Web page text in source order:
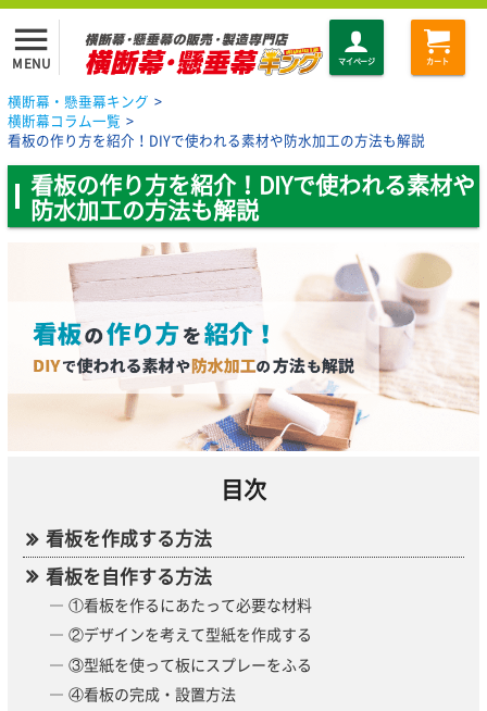
menu
MENU マイページ カート
横断幕・懸垂幕キング >
横断幕コラム一覧 >
看板の作り方を紹介！DIYで使われる素材や防水加工の方法も解説
看板の作り方を紹介！DIYで使われる素材や
防水加工の方法も解説
目次
看板を作成する方法
看板を自作する方法
①看板を作るにあたって必要な材料
②デザインを考えて型紙を作成する
③型紙を使って板にスプレーをふる
④看板の完成・設置方法